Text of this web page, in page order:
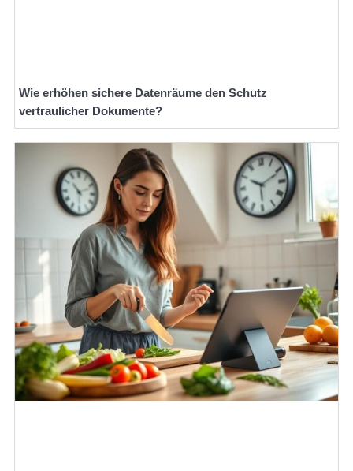
Wie erhöhen sichere Datenräume den Schutz
vertraulicher Dokumente?